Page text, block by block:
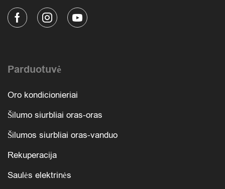
Parduotuvė
Oro kondicionieriai
Šilumo siurbliai oras-oras
Šilumos siurbliai oras-vanduo
Rekuperacija
Saulės elektrinės